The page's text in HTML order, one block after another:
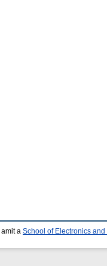
amit a School of Electronics